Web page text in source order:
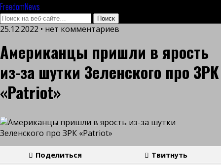
FreedomNews
25.12.2022 • нет комментариев
Американцы пришли в ярость
из-за шутки Зеленского про ЗРК
«Patriot»
Поделиться
Твитнуть